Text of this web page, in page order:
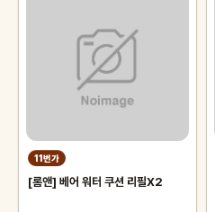
11번가
[롬앤] 베어 워터 쿠션 리필X2